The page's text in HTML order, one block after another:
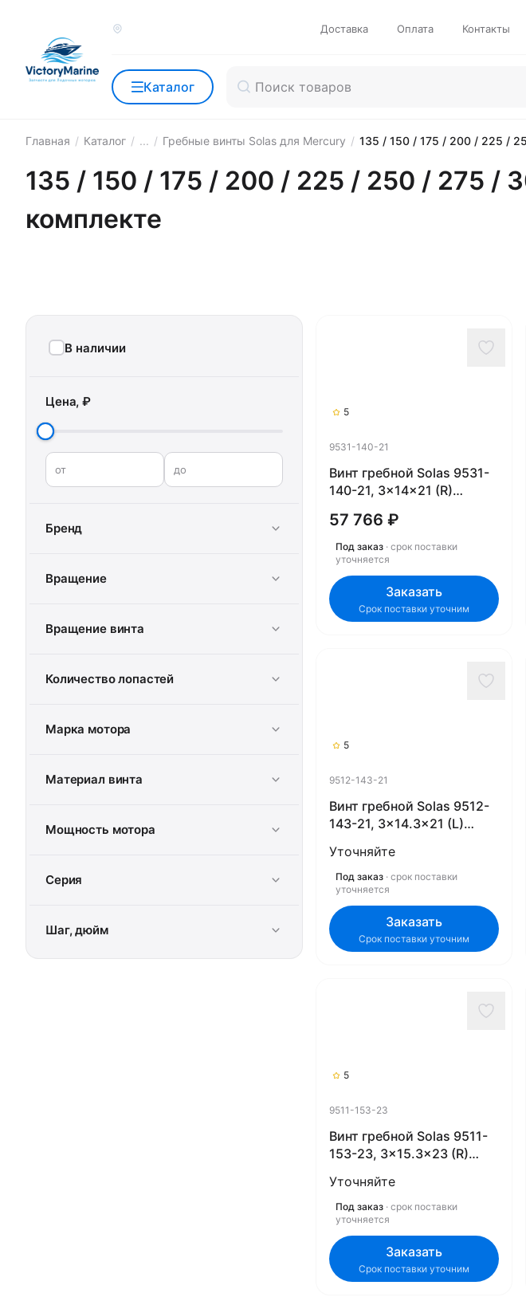
Доставка Оплата Контакты
Каталог
Главная / Каталог / ... / Гребные винты Solas для Mercury / 135 / 150 / 175 / 200 / 225 /
135 / 150 / 175 / 200 / 225 / 250 / 275 /
комплекте
В наличии
Цена, ₽
от до
Бренд
Вращение
Вращение винта
Количество лопастей
Марка мотора
Материал винта
Мощность мотора
Серия
Шаг, дюйм
5
9531-140-21
Винт гребной Solas 9531-
140-21, 3x14x21 (R)
57 766 ₽
Под заказ · срок поставки
уточняется
Заказать
Срок поставки уточним
5
9512-143-21
Винт гребной Solas 9512-
143-21, 3x14.3x21 (L)
Уточняйте
Под заказ · срок поставки
уточняется
Заказать
Срок поставки уточним
5
9511-153-23
Винт гребной Solas 9511-
153-23, 3x15.3x23 (R)
Уточняйте
Под заказ · срок поставки
уточняется
Заказать
Срок поставки уточним